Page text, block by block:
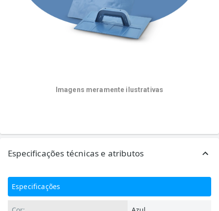
Imagens meramente ilustrativas
Especificações técnicas e atributos
Especificações